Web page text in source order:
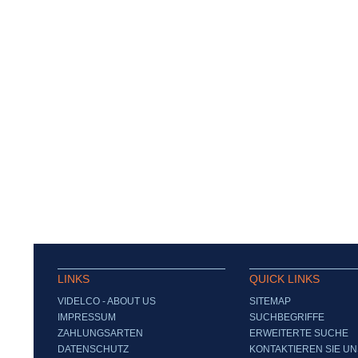
LINKS
VIDELCO - ABOUT US
IMPRESSUM
ZAHLUNGSARTEN
DATENSCHUTZ
QUICK LINKS
SITEMAP
SUCHBEGRIFFE
ERWEITERTE SUCHE
KONTAKTIEREN SIE